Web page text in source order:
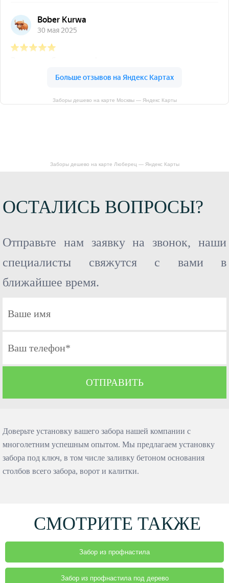
Заборы дешево на карте Москвы — Яндекс Карты
Заборы дешево на карте Люберец — Яндекс Карты
ОСТАЛИСЬ ВОПРОСЫ?
Отправьте нам заявку на звонок, наши
специалисты свяжутся с вами в
ближайшее время.
Доверьте установку вашего забора нашей компании с
многолетним успешным опытом. Мы предлагаем установку
забора под ключ, в том числе заливку бетоном основания
столбов всего забора, ворот и калитки.
СМОТРИТЕ ТАКЖЕ
Забор из профнастила
Забор из профнастила под дерево